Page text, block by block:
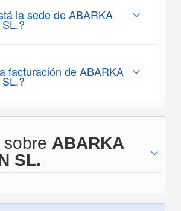
la sede de ABARKA
facturación de ABARKA
sobre ABARKA
SL.